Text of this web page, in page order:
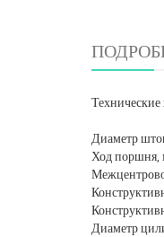
Технические
Диаметр
Ход
Диаметр